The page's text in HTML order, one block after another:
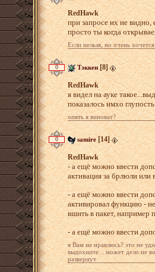
RedHawk
при запросе их не видно,
просто ты когда
Если нельзя, но очень
0 Тэккен [8]
RedHawk
я видел на ауке
показалось имхо
опять я виноват?
0 samire [14]
RedHawk
- а ещё можно ввести
активация за брлюли
- а ещё можно ввести
активировал функцию -
вшить в пакет, например
- а ещё можно ввести
я Вам не нравлюсь? это не
выдохните... может дело не
развернут